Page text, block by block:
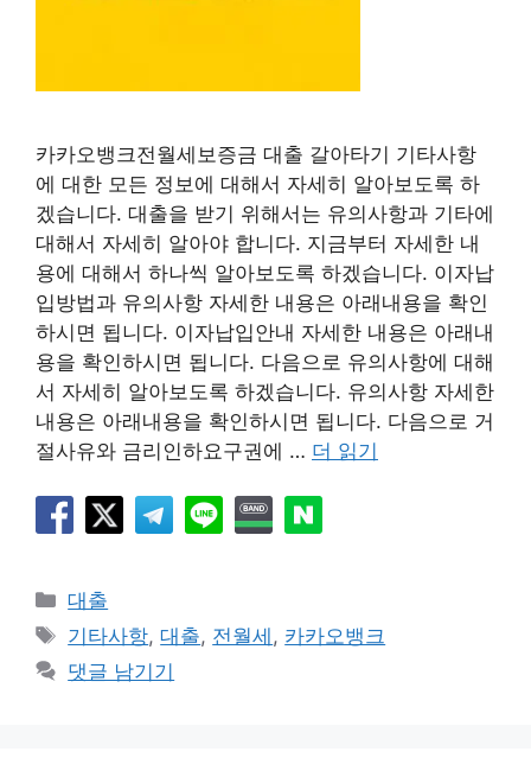
카카오뱅크전월세보증금 대출 갈아타기 기타사항
에 대한 모든 정보에 대해서 자세히 알아보도록 하
겠습니다. 대출을 받기 위해서는 유의사항과 기타에
대해서 자세히 알아야 합니다. 지금부터 자세한 내
용에 대해서 하나씩 알아보도록 하겠습니다. 이자납
입방법과 유의사항 자세한 내용은 아래내용을 확인
하시면 됩니다. 이자납입안내 자세한 내용은 아래내
용을 확인하시면 됩니다. 다음으로 유의사항에 대해
서 자세히 알아보도록 하겠습니다. 유의사항 자세한
내용은 아래내용을 확인하시면 됩니다. 다음으로 거
절사유와 금리인하요구권에 … 더 읽기
카
테
리
대출
태
그
기타사항,대출, 전월세 , 카카오뱅크
댓글 남기기